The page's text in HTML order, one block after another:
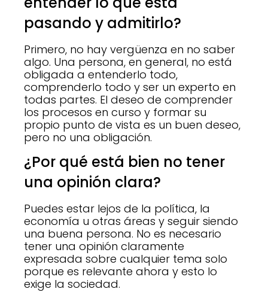
pasando y admitirlo?
Primero, no hay vergüenza en no saber
algo. Una persona, en general, no está
obligada a entenderlo todo,
comprenderlo todo y ser un experto en
todas partes. El deseo de comprender
los procesos en curso y formar su
propio punto de vista es un buen deseo,
pero no una obligación.
¿Por qué está bien no tener
una opinión clara?
Puedes estar lejos de la política, la
economía u otras áreas y seguir siendo
una buena persona. No es necesario
tener una opinión claramente
expresada sobre cualquier tema solo
porque es relevante ahora y esto lo
exige la sociedad.